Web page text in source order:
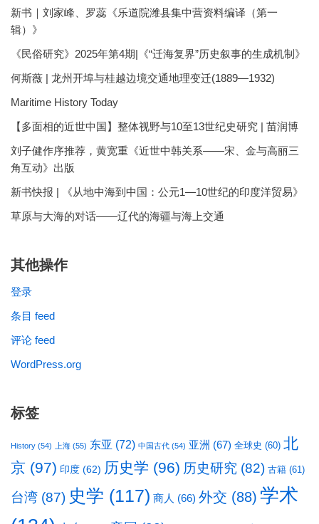
新书｜刘家峰、罗蕊《乐道院潍县集中营资料编译（第一
辑）》
《民俗研究》2025年第4期|《“迁海复界”历史叙事的生成机制》
何斯薇 | 龙州开埠与桂越边境交通地理变迁(1889—1932)
Maritime History Today
【多面相的近世中国】整体视野与10至13世纪史研究 | 苗润博
刘子健作序推荐，黄宽重《近世中韩关系——宋、金与高丽三
角互动》出版
新书快报 | 《从地中海到中国：公元1—10世纪的印度洋贸易》
草原与大海的对话——辽代的海疆与海上交通
其他操作
登录
条目 feed
评论 feed
WordPress.org
标签
History (54) 上海 (55) 东亚 (72) 中国古代 (54) 亚洲 (67) 全球史 (60) 北
京 (97) 印度 (62) 历史学 (96) 历史研究 (82) 古籍 (61)
台湾 (87) 史学 (117) 商人 (66) 外交 (88) 学术